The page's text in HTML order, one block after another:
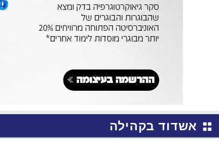
אשדוד בקהילה